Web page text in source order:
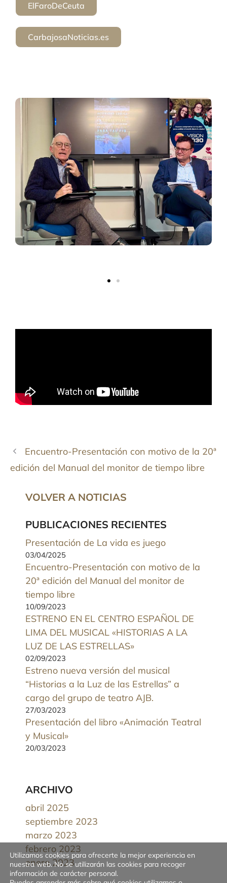
ElFaroDeCeuta
CarbajosaNoticias.es
Encuentro-Presentación con motivo de la 20ª
edición del Manual del monitor de tiempo libre
VOLVER A NOTICIAS
PUBLICACIONES RECIENTES
Presentación de La vida es juego
03/04/2025
Encuentro-Presentación con motivo de la
20ª edición del Manual del monitor de
tiempo libre
10/09/2023
ESTRENO EN EL CENTRO ESPAÑOL DE
LIMA DEL MUSICAL «HISTORIAS A LA
LUZ DE LAS ESTRELLAS»
02/09/2023
Estreno nueva versión del musical
“Historias a la Luz de las Estrellas” a
cargo del grupo de teatro AJB.
27/03/2023
Presentación del libro «Animación Teatral
y Musical»
20/03/2023
ARCHIVO
abril 2025
septiembre 2023
marzo 2023
febrero 2023
enero 2023
Utilizamos cookies para ofrecerte la mejor experiencia en
nuestra web. No se utilizarán las cookies para recoger
información de carácter personal.